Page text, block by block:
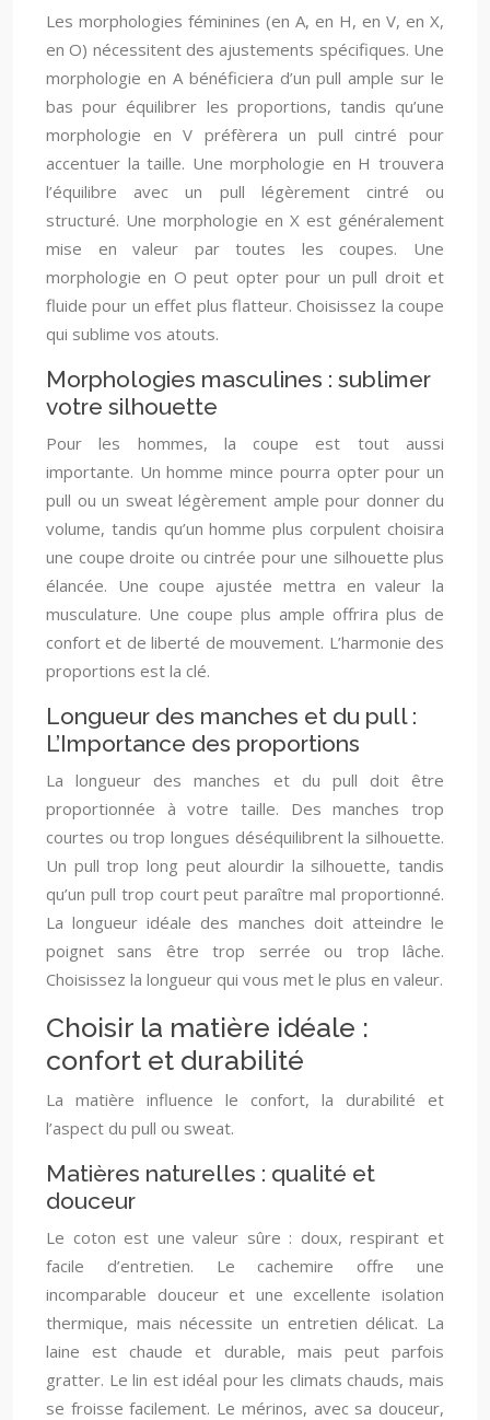
Les morphologies féminines (en A, en H, en V, en X,
en O) nécessitent des ajustements spécifiques. Une
morphologie en A bénéficiera d’un pull ample sur le
bas pour équilibrer les proportions, tandis qu’une
morphologie en V préfèrera un pull cintré pour
accentuer la taille. Une morphologie en H trouvera
l’équilibre avec un pull légèrement cintré ou
structuré. Une morphologie en X est généralement
mise en valeur par toutes les coupes. Une
morphologie en O peut opter pour un pull droit et
fluide pour un effet plus flatteur. Choisissez la coupe
qui sublime vos atouts.
Morphologies masculines : sublimer
votre silhouette
Pour les hommes, la coupe est tout aussi
importante. Un homme mince pourra opter pour un
pull ou un sweat légèrement ample pour donner du
volume, tandis qu’un homme plus corpulent choisira
une coupe droite ou cintrée pour une silhouette plus
élancée. Une coupe ajustée mettra en valeur la
musculature. Une coupe plus ample offrira plus de
confort et de liberté de mouvement. L’harmonie des
proportions est la clé.
Longueur des manches et du pull :
L’Importance des proportions
La longueur des manches et du pull doit être
proportionnée à votre taille. Des manches trop
courtes ou trop longues déséquilibrent la silhouette.
Un pull trop long peut alourdir la silhouette, tandis
qu’un pull trop court peut paraître mal proportionné.
La longueur idéale des manches doit atteindre le
poignet sans être trop serrée ou trop lâche.
Choisissez la longueur qui vous met le plus en valeur.
Choisir la matière idéale :
confort et durabilité
La matière influence le confort, la durabilité et
l’aspect du pull ou sweat.
Matières naturelles : qualité et
douceur
Le coton est une valeur sûre : doux, respirant et
facile d’entretien. Le cachemire offre une
incomparable douceur et une excellente isolation
thermique, mais nécessite un entretien délicat. La
laine est chaude et durable, mais peut parfois
gratter. Le lin est idéal pour les climats chauds, mais
se froisse facilement. Le mérinos, avec sa douceur,